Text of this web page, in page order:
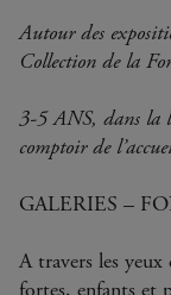
Autour des
Collection de la
3-5 ANS, dans la
comptoir de
GALERIES –
A travers les